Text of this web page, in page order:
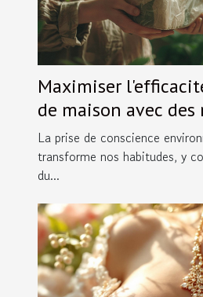
Maximiser
de maison avec des
écologiques
La prise de conscience
transforme nos habitudes, y
du...